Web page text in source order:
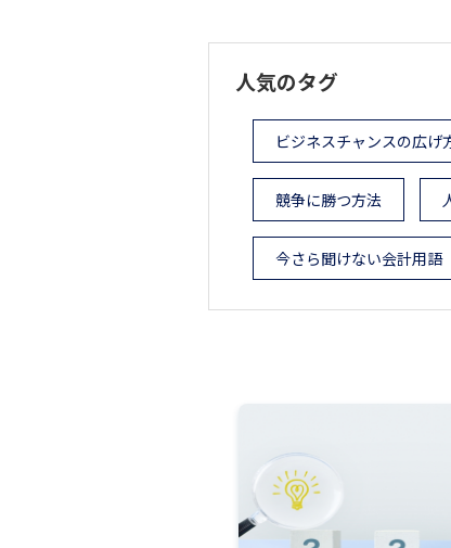
人気のタグ
ビジネスチャンスの広げ
競争に勝つ方法
今さら聞けない会計用語